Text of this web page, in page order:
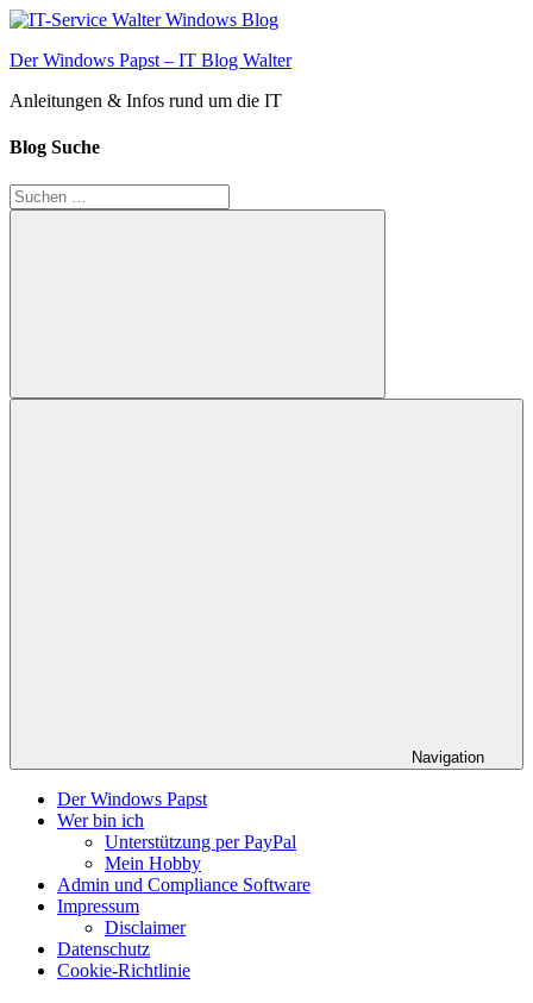
Zum
springen
Der Windows Papst – IT Blog Walter
Anleitungen & Infos rund um die IT
Blog Suche
Suchen
nach:
Suchen
Navigation
Der Windows Papst
Wer bin ich
Unterstützung per PayPal
Mein Hobby
Admin und Compliance Software
Impressum
Disclaimer
Datenschutz
Cookie-Richtlinie